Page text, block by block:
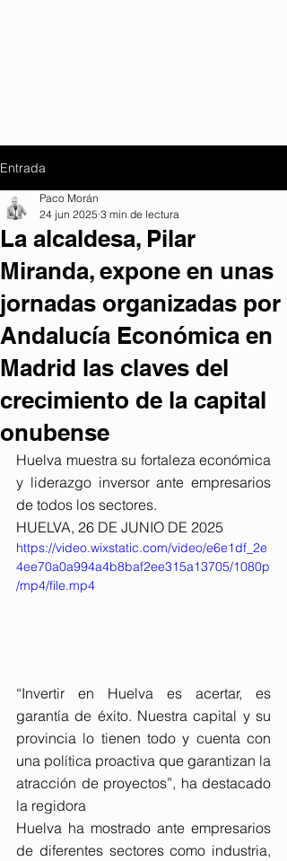
Entrada
La alcaldesa, Pilar
Miranda, expone en unas
jornadas organizadas por
Andalucía Económica en
Madrid las claves del
crecimiento de la capital
onubense
Paco Morán
24 jun 2025 3 min de lectura
Huelva muestra su fortaleza económica
y liderazgo inversor ante empresarios
de todos los sectores.
HUELVA, 26 DE JUNIO DE 2025
https://video.wixstatic.com/video/e6e1df_2e
4ee70a0a994a4b8baf2ee315a13705/1080p
/mp4/file.mp4
“Invertir en Huelva es acertar, es
garantía de éxito. Nuestra capital y su
provincia lo tienen todo y cuenta con
una política proactiva que garantizan la
atracción de proyectos”, ha destacado
la regidora
Huelva ha mostrado ante empresarios
de diferentes sectores como industria,